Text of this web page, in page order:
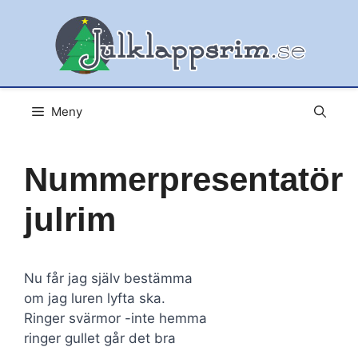
Meny
Nummerpresentatör
julrim
Nu får jag själv bestämma
om jag luren lyfta ska.
Ringer svärmor -inte hemma
ringer gullet går det bra